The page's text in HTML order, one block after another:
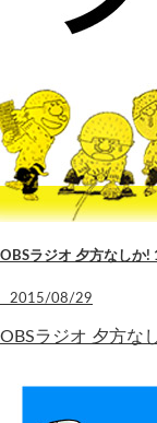
OBSラジオ 夕方なし
2015/08/29
OBSラジオ 夕方な